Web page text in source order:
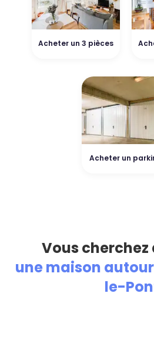
Acheter un 3 pièces
Acheter un
Vous
une maison
le-